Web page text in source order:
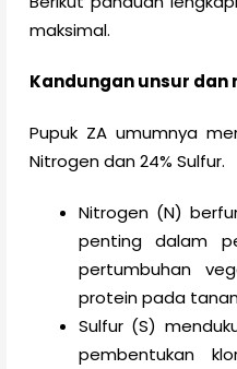
maksimal.
Kandungan unsur
Pupuk ZA umumnya
Nitrogen dan 24% Sulfur.
Nitrogen (N)
penting dalam
pertumbuhan
protein pada
Sulfur (S)
pembentukan